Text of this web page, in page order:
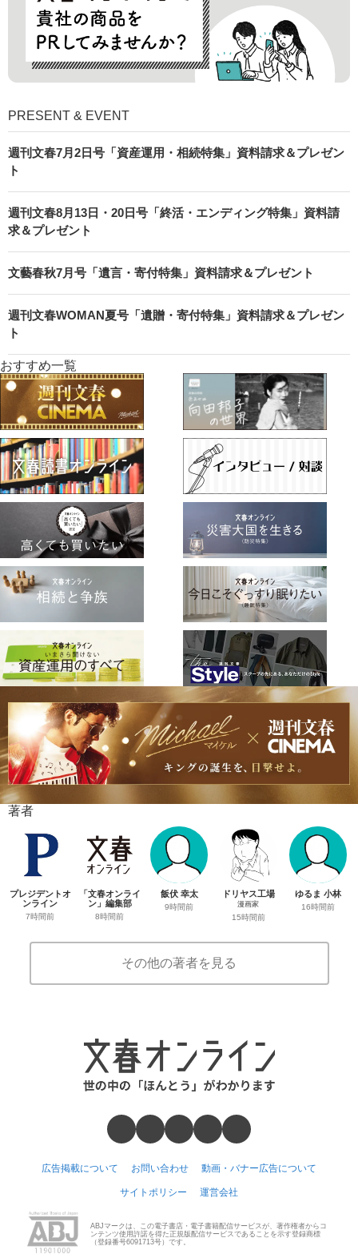
PRESENT & EVENT
週刊文春7月2日号「資産運用・相続特集」資料請求＆プレゼン
ト
週刊文春8月13日・20日号「終活・エンディング特集」資料請
求＆プレゼント
文藝春秋7月号「遺言・寄付特集」資料請求＆プレゼント
週刊文春WOMAN夏号「遺贈・寄付特集」資料請求＆プレゼン
ト
おすすめ一覧
著者
プレジデントオ
ンライン
7時間前
「文春オンライ
ン」編集部
8時間前
飯伏 幸太
9時間前
ドリヤス工場
漫画家
15時間前
ゆるま 小林
16時間前
その他の著者を見る
広告掲載について お問い合わせ 動画・バナー広告について
サイトポリシー 運営会社
ABJマークは、この電子書店・電子書籍配信サービスが、著作権者からコ
ンテンツ使用許諾を得た正規版配信サービスであることを示す登録商標
（登録番号6091713号）です。